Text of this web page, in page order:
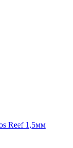
Reef 1,5мм